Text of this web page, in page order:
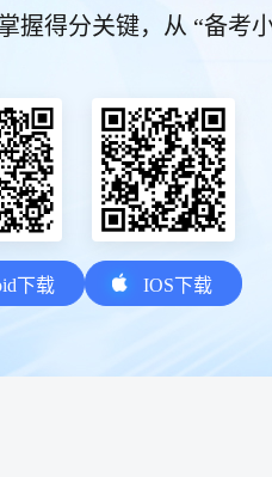
握得分关键，从 “备考
下载 IOS下载